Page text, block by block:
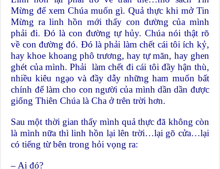
Mừng để xem Chúa muốn gì. Quả thực khi mở Tin
Mừng ra linh hồn mới thấy con đường của mình
phải đi. Đó là con đường tự hủy. Chúa nói thật rõ
về con đường đó. Đó là phải làm chết cái tôi ích kỷ,
hay khoe khoang phô trương, hay tự mãn, hay ghen
ghét của mình. Phải làm chết đi cái tôi đầy hận thù,
nhiều kiêu ngạo và đầy dẫy những ham muốn bất
chính để làm cho con người của mình dần dần được
giống Thiên Chúa là Cha ở trên trời hơn.
Sau một thời gian thấy mình quả thực đã không còn
là mình nữa thì linh hồn lại lên trời…lại gõ cửa…lại
có tiếng từ bên trong hỏi vọng ra:
– Ai đó?